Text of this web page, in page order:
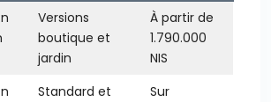
Versions
boutique et
jardin
À partir de
1.790.000
NIS
Standard et
Sur